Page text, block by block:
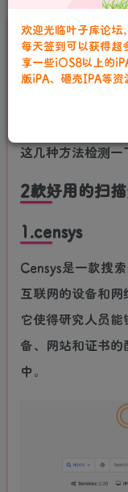
查找网站源ip的
叶子库工作室
2年前发布
今天给大家分享
这几种方法检测
2款好用的扫
1.censys
Censys是一款搜
互联网的设备和网
它使得研究人员
备、网站和证书
中。
欢迎光临叶子库论坛
每天签到可以获得超
享一些iOS8以上的
版iPA、砸壳IPA等资